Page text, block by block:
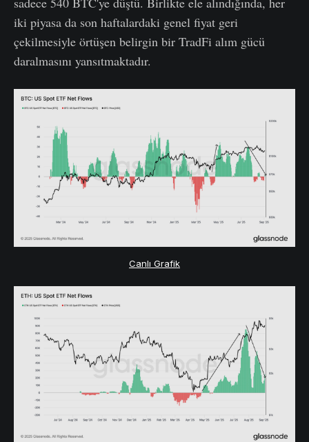
iki piyasa da son haftalardaki genel fiyat geri
çekilmesiyle örtüşen belirgin bir TradFi alım gücü
daralmasını yansıtmaktadır.
Canlı Grafik